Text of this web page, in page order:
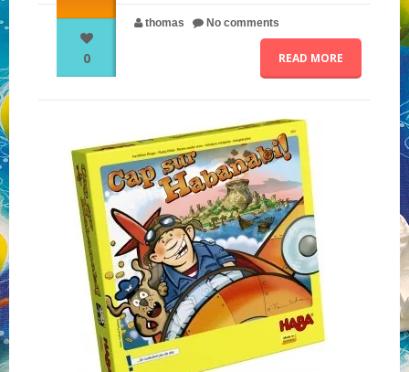
NOS JEUX
NOS PARTENAIRES
QUI SOMMES-NOUS ?
NOUS CONTACTER !
0
thomas No comments
READ MORE